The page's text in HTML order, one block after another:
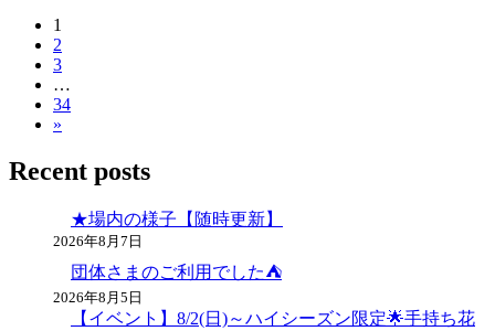
ゲ
1
2
3
…
34
»
Recent posts
★場内の様子【随時更新】
2026年8月7日
団体さまのご利用でした⛺
2026年8月5日
【イベント】8/2(日)～ハイシーズン限定🌟手持ち花